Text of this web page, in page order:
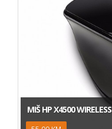
MIŠ HP X4500 WIRELESS